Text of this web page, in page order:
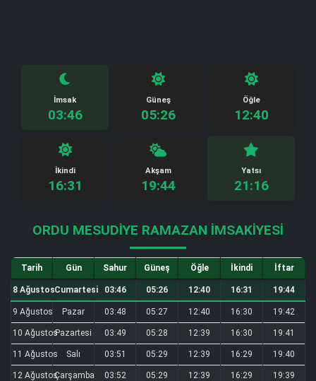
İmsak
03:46
Güneş
05:26
Öğle
12:40
İkindi
16:31
Akşam
19:44
Yatsı
21:16
ORDU MESUDIYE RAMAZAN İMSAKIYESI
Tarih Gün Sahur Güneş Öğle İkindi İftar
8 AğustosCumartesi 03:46 05:26 12:40 16:31 19:44
9 Ağustos Pazar 03:48 05:27 12:40 16:30 19:42
10 AğustosPazartesi 03:49 05:28 12:39 16:30 19:41
11 Ağustos Salı 03:51 05:29 12:39 16:29 19:40
12 AğustosÇarşamba 03:52 05:29 12:39 16:29 19:39